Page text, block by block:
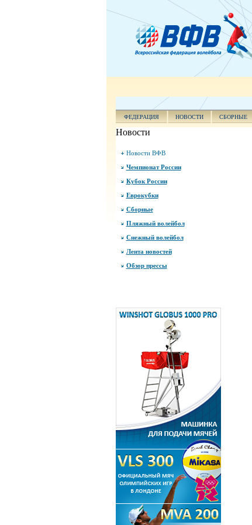
ФЕДЕРАЦИЯ НОВОСТИ СБОРНЫЕ
Новости
Новости ВФВ
Чемпионат России
Кубок России
Еврокубки
Сборные
Пляжный волейбол
Снежный волейбол
Лента новостей
Обзор прессы